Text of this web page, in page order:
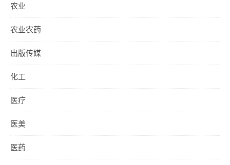
农业
农业农药
出版传媒
化工
医疗
医美
医药